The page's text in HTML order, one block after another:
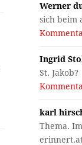
Werner
sich beim
Ingrid
St. Jakob?
karl
Thema.